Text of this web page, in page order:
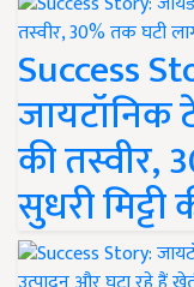
Success
जायटॉनिक
की तस्वीर,
सुधरी